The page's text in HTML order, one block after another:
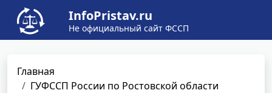
InfoPristav.ru
Не официальный сайт ФССП
Главная
ГУФССП России по Ростовской области